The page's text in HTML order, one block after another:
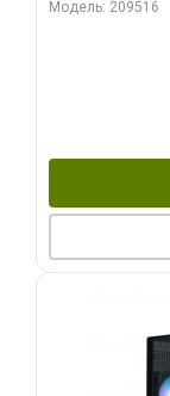
Модель: 209516